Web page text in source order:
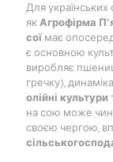
Для українських
якАгрофірма
сої має
є основною
виробляє
гречку),
олійні культури
на сою може
своєю чергою,